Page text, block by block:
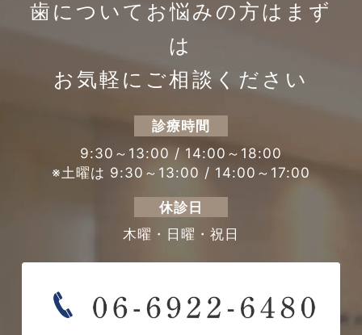
歯についてお悩みの方は まず
は
お気軽にご相談ください
診療時間
9:30～13:00 / 14:00～18:00
※土曜は 9:30～13:00 / 14:00～17:00
休診日
木曜・日曜・祝日